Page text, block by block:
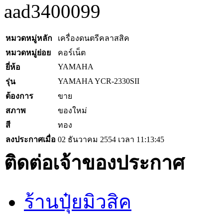
aad3400099
หมวดหมู่หลัก
เครื่องดนตรีคลาสสิค
หมวดหมู่ย่อย
คอร์เน็ต
ยี่ห้อ
YAMAHA
รุ่น
YAMAHA YCR-2330SII
ต้องการ
ขาย
สภาพ
ของใหม่
สี
ทอง
ลงประกาศเมื่อ 02 ธันวาคม 2554 เวลา 11:13:45
ติดต่อเจ้าของประกาศ
ร้านปุ๋ยมิวสิค